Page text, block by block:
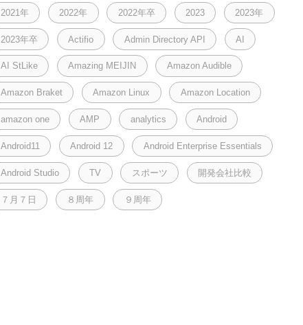
2021年 2022年 2022年卒 2023 2023年
2023年卒 Actifio Admin Directory API AI
AI StLike Amazing MEIJIN Amazon Audible
Amazon Braket Amazon Linux Amazon Location
amazon one AMP analytics Android
Android11 Android 12 Android Enterprise Essentials
Android Studio TV スポーツ 開発会社比較
７月７日 ８周年 ９周年